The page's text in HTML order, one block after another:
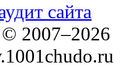
сайта
2007–2026